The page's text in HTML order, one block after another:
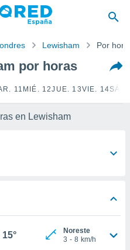
Lewisham Por
por horas
11 MIÉ. 12JUE. 13VIE. 14
en Lewisham
15°
Noreste
3 - 8 km/h